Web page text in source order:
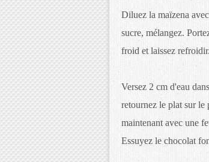
Diluez la maïzena
sucre, mélangez.
froid et laissez refroidir.
Versez 2 cm d'eau
retournez le plat sur le
maintenant avec une
Essuyez le chocolat